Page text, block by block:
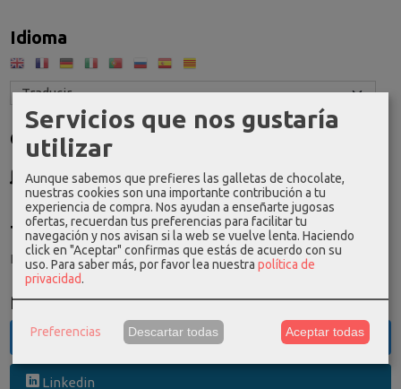
Idioma
Costes de Envío
Consultar Destinos
Tu Carrito (0)
El carrito de la compra está vacío
Redes Sociales
Twitter
Linkedin
Servicios que nos gustaría
utilizar
Aunque sabemos que prefieres las galletas de chocolate,
nuestras cookies son una importante contribución a tu
experiencia de compra. Nos ayudan a enseñarte jugosas
ofertas, recuerdan tus preferencias para facilitar tu
navegación y nos avisan si la web se vuelve lenta. Haciendo
click en "Aceptar" confirmas que estás de acuerdo con su
uso. Para saber más, por favor lea nuestra política de
privacidad.
Preferencias Descartar todas Aceptar todas